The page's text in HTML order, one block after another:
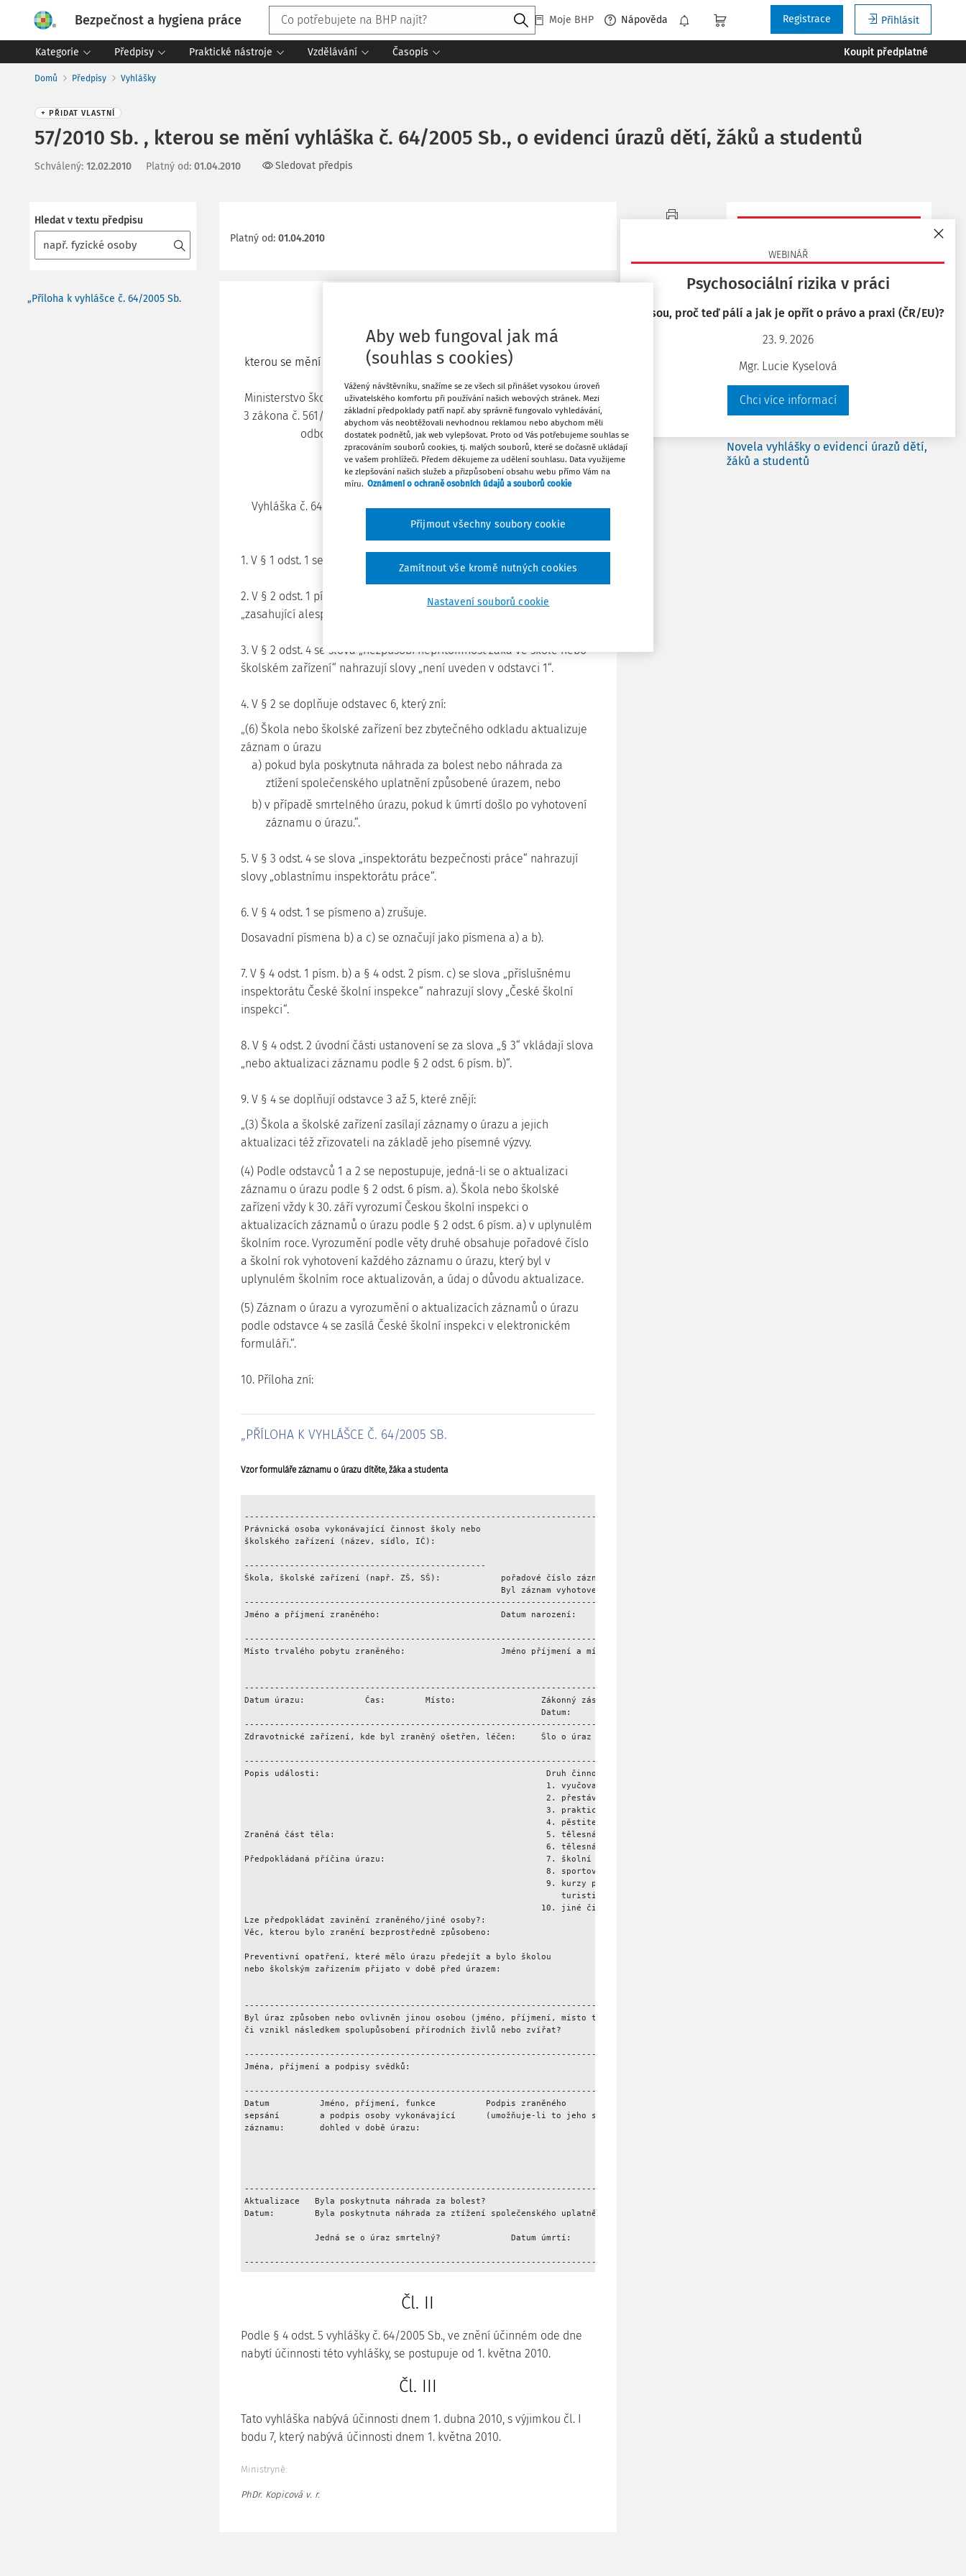
Bezpečnost a hygiena práce Moje BHP Nápověda Přihlásit
Registrace
Kategorie Předpisy Praktické nástroje Vzdělávání Časopis Koupit předplatné
WEBINÁŘ
Psychosociální rizika v práci
Co jsou, proč teď pálí a jak je opřít o právo a praxi (ČR/EU)?
23. 9. 2026
Mgr. Lucie Kyselová
Chci více informací
Domů Předpisy Vyhlášky
+ PŘIDAT VLASTNÍ
57/2010 Sb. , kterou se mění vyhláška č. 64/2005 Sb., o evidenci úrazů dětí, žáků a studentů
Schválený: 12.02.2010 Platný od: 01.04.2010 Sledovat předpis
Hledat v textu předpisu
„Příloha k vyhlášce č. 64/2005 Sb.
Platný od: 01.04.2010
VYHLÁŠKA
ze dne 12. února 2010,
kterou se mění vyhláška č. 64/2005 Sb., o evidenci úrazů dětí, žáků a
studentů
Ministerstvo školství, mládeže a tělovýchovy stanoví podle § 29 odst.
3 zákona č. 561/2004 Sb., o předškolním, základním, středním, vyšším
odborném a jiném vzdělávání (školský zákon):
Čl. I
Vyhláška č. 64/2005 Sb., o evidenci úrazů dětí, žáků a studentů, se
mění takto:
1. V § 1 odst. 1 se za slova „odst. 2“ vkládá slovo „školského“.
2. V § 2 odst. 1 písm. a) se za slova „školském zařízení“ vkládají slova
„zasahující alespoň do 2 po sobě jdoucích vyučovacích dnů“.
3. V § 2 odst. 4 se slova „nezpůsobí nepřítomnost žáka ve škole nebo
školském zařízení“ nahrazují slovy „není uveden v odstavci 1“.
4. V § 2 se doplňuje odstavec 6, který zní:
„(6) Škola nebo školské zařízení bez zbytečného odkladu aktualizuje
záznam o úrazu
a) pokud byla poskytnuta náhrada za bolest nebo náhrada za
ztížení společenského uplatnění způsobené úrazem, nebo
b) v případě smrtelného úrazu, pokud k úmrtí došlo po vyhotovení
záznamu o úrazu.“.
5. V § 3 odst. 4 se slova „inspektorátu bezpečnosti práce“ nahrazují
slovy „oblastnímu inspektorátu práce“.
6. V § 4 odst. 1 se písmeno a) zrušuje.
Dosavadní písmena b) a c) se označují jako písmena a) a b).
7. V § 4 odst. 1 písm. b) a § 4 odst. 2 písm. c) se slova „příslušnému
inspektorátu České školní inspekce“ nahrazují slovy „České školní
inspekci“.
8. V § 4 odst. 2 úvodní části ustanovení se za slova „§ 3“ vkládají slova
„nebo aktualizaci záznamu podle § 2 odst. 6 písm. b)“.
9. V § 4 se doplňují odstavce 3 až 5, které znějí:
„(3) Škola a školské zařízení zasílají záznamy o úrazu a jejich
aktualizaci též zřizovateli na základě jeho písemné výzvy.
(4) Podle odstavců 1 a 2 se nepostupuje, jedná-li se o aktualizaci
záznamu o úrazu podle § 2 odst. 6 písm. a). Škola nebo školské
zařízení vždy k 30. září vyrozumí Českou školní inspekci o
aktualizacích záznamů o úrazu podle § 2 odst. 6 písm. a) v uplynulém
školním roce. Vyrozumění podle věty druhé obsahuje pořadové číslo
a školní rok vyhotovení každého záznamu o úrazu, který byl v
uplynulém školním roce aktualizován, a údaj o důvodu aktualizace.
(5) Záznam o úrazu a vyrozumění o aktualizacích záznamů o úrazu
podle odstavce 4 se zasílá České školní inspekci v elektronickém
formuláři.“.
10. Příloha zní:
„PŘÍLOHA K VYHLÁŠCE Č. 64/2005 SB.
Vzor formuláře záznamu o úrazu dítěte, žáka a studenta
------------------------------------------------------------------------------- -----------------------------
Právnická osoba vykonávající činnost školy nebo
školského zařízení (název, sídlo, IČ):                                     ZÁZNAM O ÚRAZU
------------------------------------------------
Škola, školské zařízení (např. ZŠ, SŠ):            pořadové číslo záznamu o úrazu/školní rok
                                                   Byl záznam vyhotoven na žádost?
------------------------------------------------------------------------------- -----------------------------
Jméno a příjmení zraněného:                        Datum narození:      Třída, ročník:
------------------------------------------------------------------------------- -----------------------------
Místo trvalého pobytu zraněného:                   Jméno příjmení a místo trvalého pobytu zákonného zástupce:
------------------------------------------------------------------------------- -----------------------------
Datum úrazu:            Čas:        Místo:                 Zákonný zástupce vyrozuměn:
                                                           Datum:         Čas:        Způsob:
------------------------------------------------------------------------------- -----------------------------
Zdravotnické zařízení, kde byl zraněný ošetřen, léčen:     Šlo o úraz smrtelný?          Datum úmrtí
------------------------------------------------------------------------------- -----------------------------
Popis události:                                             Druh činnosti:
                                                            1. vyučovací hodina
                                                            2. přestávka
                                                            3. praktické vyučování nebo praktická příprava
                                                            4. pěstitelské práce, praktické činnosti a dílny
Zraněná část těla:                                          5. tělesná výchova - skupinová činnost
                                                            6. tělesná výchova - individuální činnost
Předpokládaná příčina úrazu:                                7. školní výlet
                                                            8. sportovní akce a soutěže
                                                            9. kurzy plavání, lyžování a sportovně-
                                                               turistické kurzy
                                                           10. jiné činnosti
Lze předpokládat zavinění zraněného/jiné osoby?:
Věc, kterou bylo zranění bezprostředně způsobeno:
Preventivní opatření, které mělo úrazu předejít a bylo školou
nebo školským zařízením přijato v době před úrazem:
------------------------------------------------------------------------------- -----------------------------
Byl úraz způsoben nebo ovlivněn jinou osobou (jméno, příjmení, místo trvalého pobytu)
či vznikl následkem spolupůsobení přírodních živlů nebo zvířat?
------------------------------------------------------------------------------- -----------------------------
Jména, příjmení a podpisy svědků:
------------------------------------------------------------------------------- -----------------------------
Datum          Jméno, příjmení, funkce          Podpis zraněného                Jméno, příjmení a podpis
sepsání        a podpis osoby vykonávající      (umožňuje-li to jeho stav):     vedoucího zaměstnance,
záznamu:       dohled v době úrazu:                                               razítko:
------------------------------------------------------------------------------- -----------------------------
Aktualizace   Byla poskytnuta náhrada za bolest?                                Jméno, příjmení a podpis
Datum:        Byla poskytnuta náhrada za ztížení společenského uplatnění?       vedoucího zaměstnance,
              Jedná se o úraz smrtelný?              Datum úmrtí:               razítko:
Čl. II
Podle § 4 odst. 5 vyhlášky č. 64/2005 Sb., ve znění účinném ode dne
nabytí účinnosti této vyhlášky, se postupuje od 1. května 2010.
Čl. III
Tato vyhláška nabývá účinnosti dnem 1. dubna 2010, s výjimkou čl. I
bodu 7, který nabývá účinnosti dnem 1. května 2010.
Ministryně:
PhDr. Kopicová v. r.
Sdílet
Bezpečnost a hygiena
práce
na 14 dní zdarma.
Máte už předplatné?
Související články
Novela vyhlášky o evidenci úrazů dětí,
žáků a studentů
Aby web fungoval jak má
(souhlas s cookies)
Vážený návštěvníku, snažíme se ze všech sil přinášet vysokou úroveň
uživatelského komfortu při používání našich webových stránek. Mezi
základní předpoklady patří např. aby správně fungovalo vyhledávání,
abychom vás neobtěžovali nevhodnou reklamou nebo abychom měli
dostatek podnětů, jak web vylepšovat. Proto od Vás potřebujeme souhlas se
zpracováním souborů cookies, tj. malých souborů, které se dočasně ukládají
ve vašem prohlížeči. Předem děkujeme za udělení souhlasu. Data využijeme
ke zlepšování našich služeb a přizpůsobení obsahu webu přímo Vám na
míru. Oznámení o ochraně osobních údajů a souborů cookie
Nastavení souborů cookie
Zamítnout vše kromě nutných cookies
Přijmout všechny soubory cookie